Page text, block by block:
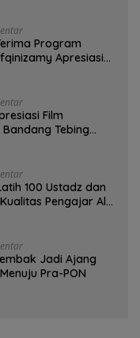
Program
Apresiasi
Film
Tebing
100 Ustadz dan
Pengajar Al-
Jadi Ajang
Pra-PON